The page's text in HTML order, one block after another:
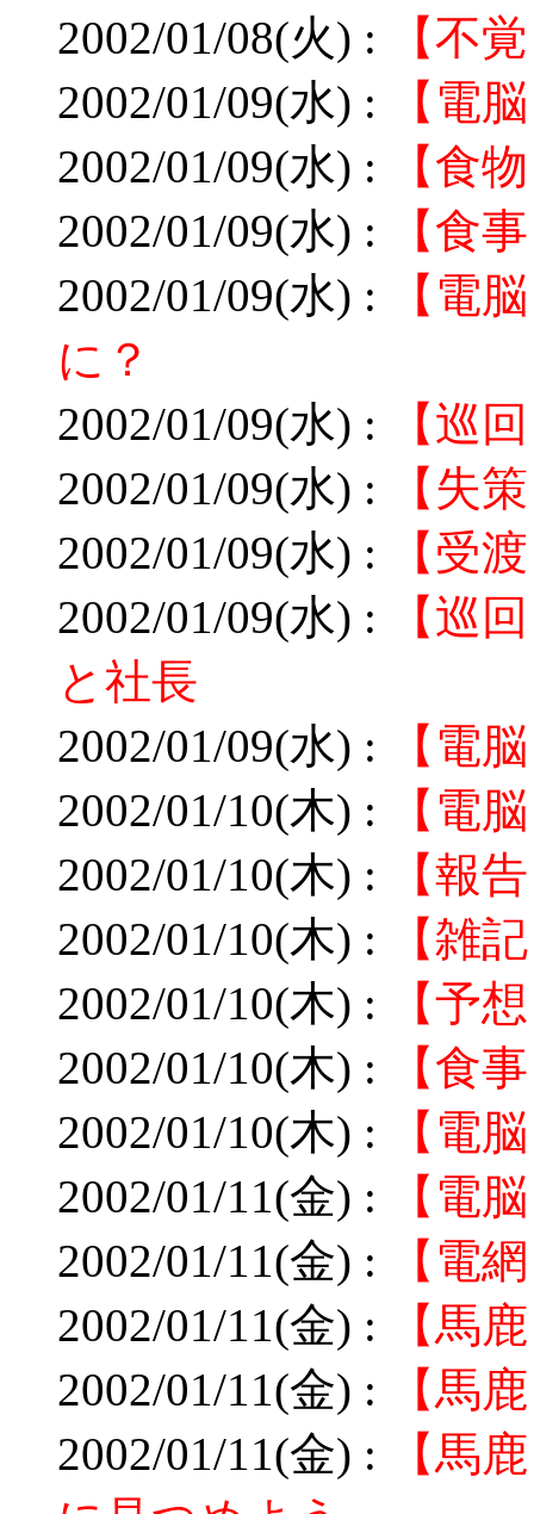
2002/01/08(火) :
【不
2002/01/09(水) :
【電
2002/01/09(水) :
【食
2002/01/09(水) :
【食
2002/01/09(水) :
【電
に？
2002/01/09(水) :
【巡
2002/01/09(水) :
【失
2002/01/09(水) :
【受
2002/01/09(水) :
【巡
と社長
2002/01/09(水) :
【電
2002/01/10(木) :
【電
2002/01/10(木) :
【報
2002/01/10(木) :
【雑
2002/01/10(木) :
【予
2002/01/10(木) :
【食
2002/01/10(木) :
【電
2002/01/11(金) :
【電
2002/01/11(金) :
【電
2002/01/11(金) :
【馬
2002/01/11(金) :
【馬
2002/01/11(金) :
【馬